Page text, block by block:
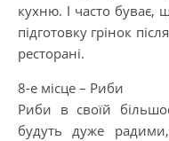
кухню. І часто буває,
підготовку грінок
ресторані.
8-е місце – Риби
Риби в своїй
будуть дуже